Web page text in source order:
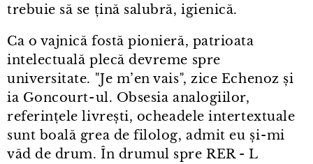
trebuie să se țină salubră, igienică.
Ca o vajnică fostă pionieră, patrioata
intelectuală plecă devreme spre
universitate. "Je m’en vais", zice Echenoz și
ia Goncourt⁠-⁠ul. Obsesia analogiilor,
referințele livrești, ocheadele intertextuale
sunt boală grea de filolog, admit eu și⁠-⁠mi
văd de drum. În drumul spre RER - L